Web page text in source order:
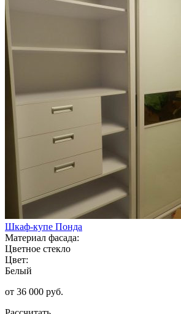
Шкаф-купе Понда
Материал фасада:
Цветное стекло
Цвет:
Белый
от 36 000 руб.